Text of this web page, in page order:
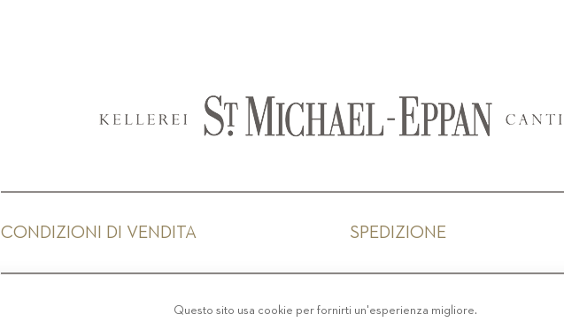
CONDIZIONI DI VENDITA SPEDIZIONE
PRIVACY -COLOPHON -COOKIE POLICY-CODICE ETICO
Questo sito usa cookie per fornirti un'esperienza migliore.